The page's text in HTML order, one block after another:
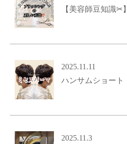
【美容師豆知識✂︎】
2025.11.11
ハンサムショート
2025.11.3